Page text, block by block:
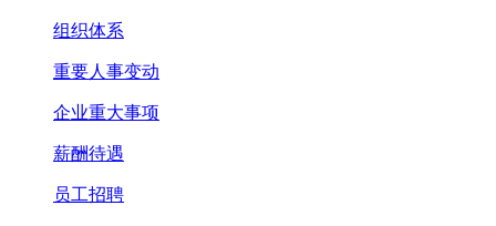
组织体系
重要人事变动
企业重大事项
薪酬待遇
员工招聘